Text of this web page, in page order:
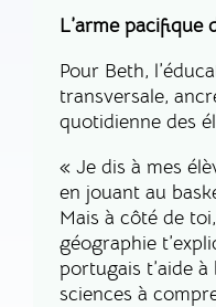
L’arme pacifique
Pour Beth,
transversale,
quotidienne des
« Je dis à mes
en jouant au
Mais à côté de
géographie
portugais t’aide
sciences à